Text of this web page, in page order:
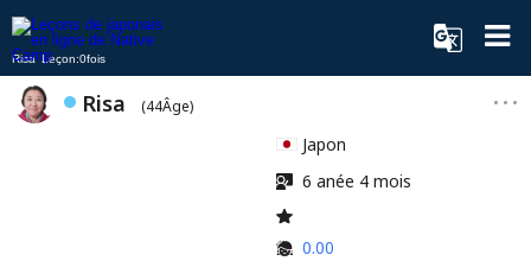
Risa Leçon:0fois
Risa (44Âge)
Japon
6 anée 4 mois
0.00